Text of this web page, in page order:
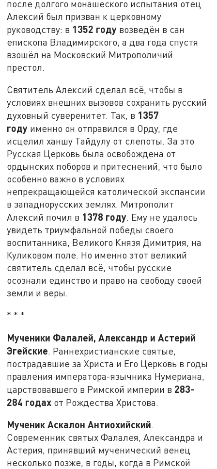
после долгого монашеского испытания отец
Алексий был призван к церковному
руководству: в 1352 году возведён в сан
епископа Владимирского, а два года спустя
взошёл на Московский Митрополичий
престол.
Святитель Алексий сделал всё, чтобы в
условиях внешних вызовов сохранить русский
духовный суверенитет. Так, в 1357
году именно он отправился в Орду, где
исцелил ханшу Тайдулу от слепоты. За это
Русская Церковь была освобождена от
ордынских поборов и притеснений, что было
особенно важно в условиях
непрекращающейся католической экспансии
в западнорусских землях. Митрополит
Алексий почил в 1378 году. Ему не удалось
увидеть триумфальной победы своего
воспитанника, Великого Князя Димитрия, на
Куликовом поле. Но именно этот великий
святитель сделал всё, чтобы русские
осознали единство и право на свободу своей
земли и веры.
* * *
Мученики Фалалей, Александр и Астерий
Эгейские . Раннехристианские святые,
пострадавшие за Христа и Его Церковь в годы
правления императора-язычника Нумериана,
царствовавшего в Римской империи в 283-
284 годах от Рождества Христова.
Мученик Аскалон Антиохийский.
Современник святых Фалалея, Александра и
Астерия, принявший мученический венец
несколько позже, в годы, когда в Римской